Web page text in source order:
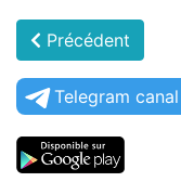
Précédent
Telegram canal